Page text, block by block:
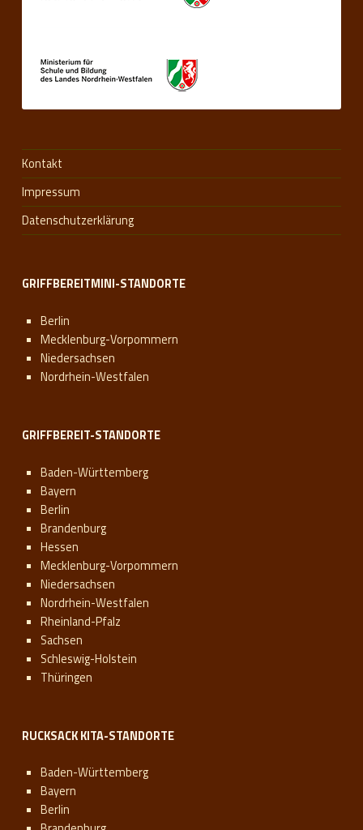
Kontakt
Impressum
Datenschutzerklärung
GRIFFBEREITMINI-STANDORTE
Berlin
Mecklenburg-Vorpommern
Niedersachsen
Nordrhein-Westfalen
GRIFFBEREIT-STANDORTE
Baden-Württemberg
Bayern
Berlin
Brandenburg
Hessen
Mecklenburg-Vorpommern
Niedersachsen
Nordrhein-Westfalen
Rheinland-Pfalz
Sachsen
Schleswig-Holstein
Thüringen
RUCKSACK KITA-STANDORTE
Baden-Württemberg
Bayern
Berlin